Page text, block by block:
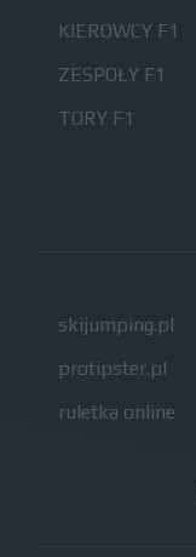
KIEROWCY F1
ZESPOŁY F1
TORY F1
skijumping.pl
protipster.pl
ruletka online